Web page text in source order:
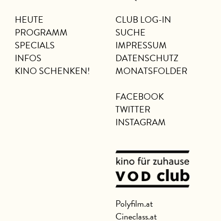
HEUTE
PROGRAMM
SPECIALS
INFOS
KINO SCHENKEN!
CLUB LOG-IN
SUCHE
IMPRESSUM
DATENSCHUTZ
MONATSFOLDER
FACEBOOK
TWITTER
INSTAGRAM
Polyfilm.at
Cineclass.at